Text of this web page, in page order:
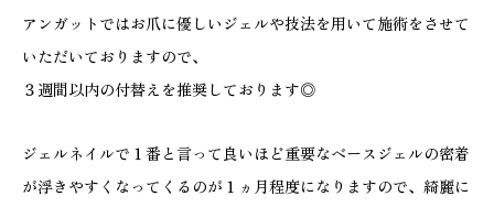
アンガットではお爪に優しいジェルや技法を用いて施術をさせて
いただいておりますので、
３週間以内の付替えを推奨しております◎
ジェルネイルで１番と言って良いほど重要なベースジェルの密着
が浮きやすくなってくるのが１ヵ月程度になりますので、綺麗に